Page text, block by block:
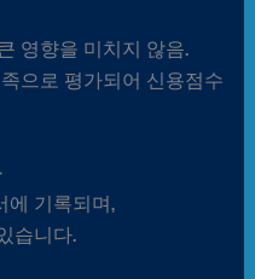
영향을 미치지 않음.
으로 평가되어 신용점수
에 기록되며,
습니다.